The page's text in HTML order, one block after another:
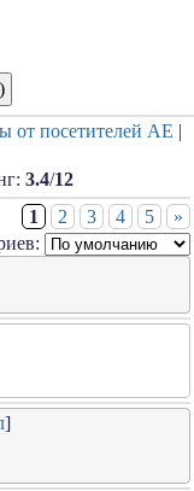
от посетителей АЕ |
3.4/12
1 2 3 4 5
»
]